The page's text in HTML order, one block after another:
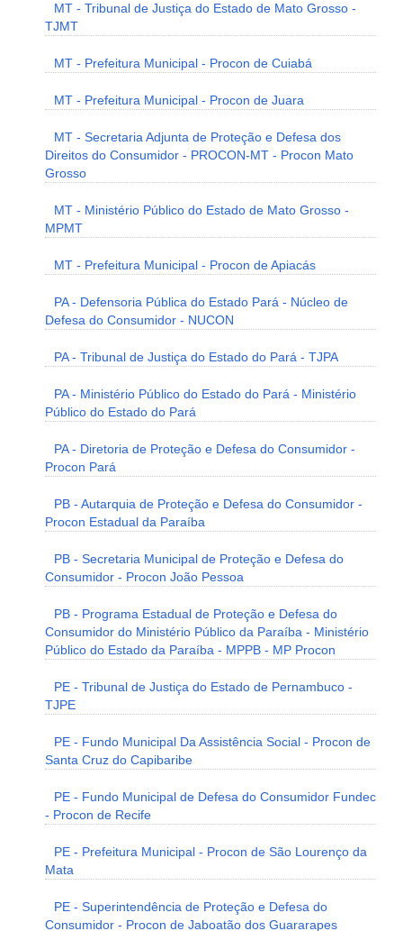
MT - Tribunal de Justiça do Estado de Mato Grosso -
TJMT
MT - Prefeitura Municipal - Procon de Cuiabá
MT - Prefeitura Municipal - Procon de Juara
MT - Secretaria Adjunta de Proteção e Defesa dos
Direitos do Consumidor - PROCON-MT - Procon Mato
Grosso
MT - Ministério Público do Estado de Mato Grosso -
MPMT
MT - Prefeitura Municipal - Procon de Apiacás
PA - Defensoria Pública do Estado Pará - Núcleo de
Defesa do Consumidor - NUCON
PA - Tribunal de Justiça do Estado do Pará - TJPA
PA - Ministério Público do Estado do Pará - Ministério
Público do Estado do Pará
PA - Diretoria de Proteção e Defesa do Consumidor -
Procon Pará
PB - Autarquia de Proteção e Defesa do Consumidor -
Procon Estadual da Paraíba
PB - Secretaria Municipal de Proteção e Defesa do
Consumidor - Procon João Pessoa
PB - Programa Estadual de Proteção e Defesa do
Consumidor do Ministério Público da Paraíba - Ministério
Público do Estado da Paraíba - MPPB - MP Procon
PE - Tribunal de Justiça do Estado de Pernambuco -
TJPE
PE - Fundo Municipal Da Assistência Social - Procon de
Santa Cruz do Capibaribe
PE - Fundo Municipal de Defesa do Consumidor Fundec
- Procon de Recife
PE - Prefeitura Municipal - Procon de São Lourenço da
Mata
PE - Superintendência de Proteção e Defesa do
Consumidor - Procon de Jaboatão dos Guararapes